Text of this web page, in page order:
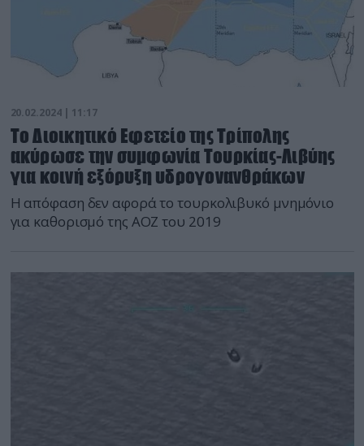
20.02.2024 | 11:17
Το Διοικητικό Εφετείο της Τρίπολης
ακύρωσε την συμφωνία Τουρκίας-Λιβύης
για κοινή εξόρυξη υδρογονανθράκων
Η απόφαση δεν αφορά το τουρκολιβυκό μνημόνιο
για καθορισμό της ΑΟΖ του 2019